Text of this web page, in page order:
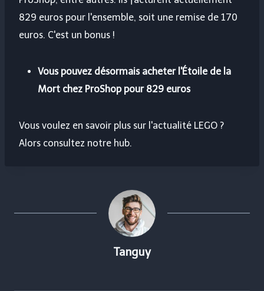
829 euros pour l'ensemble, soit une remise de 170
euros. C'est un bonus !
Vous pouvez désormais acheter l'Étoile de la
Mort chez ProShop pour 829 euros
Vous voulez en savoir plus sur l'actualité LEGO ?
Alors consultez notre hub.
Tanguy